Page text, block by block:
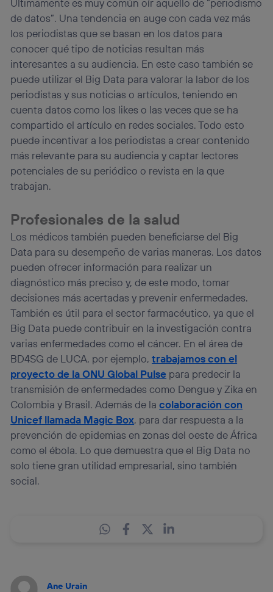
Últimamente es muy común oír aquello de “periodismo
de datos”. Una tendencia en auge con cada vez más
los periodistas que se basan en los datos para
conocer qué tipo de noticias resultan más
interesantes a su audiencia. En este caso también se
puede utilizar el Big Data para valorar la labor de los
periodistas y sus noticias o artículos, teniendo en
cuenta datos como los likes o las veces que se ha
compartido el artículo en redes sociales. Todo esto
puede incentivar a los periodistas a crear contenido
más relevante para su audiencia y captar lectores
potenciales de su periódico o revista en la que
trabajan.
Profesionales de la salud
Los médicos también pueden beneficiarse del Big
Data para su desempeño de varias maneras. Los datos
pueden ofrecer información para realizar un
diagnóstico más preciso y, de este modo, tomar
decisiones más acertadas y prevenir enfermedades.
También es útil para el sector farmacéutico, ya que el
Big Data puede contribuir en la investigación contra
varias enfermedades como el cáncer. En el área de
BD4SG de LUCA, por ejemplo,trabajamos con el
proyecto de la ONU Global Pulse para predecir la
transmisión de enfermedades como Dengue y Zika en
Colombia y Brasil. Además de lacolaboración con
Unicef llamada Magic Box, para dar respuesta a la
prevención de epidemias en zonas del oeste de África
como el ébola. Lo que demuestra que el Big Data no
solo tiene gran utilidad empresarial, sino también
social.
Ane Urain